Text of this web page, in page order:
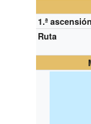
1.ª ascensión
Ruta